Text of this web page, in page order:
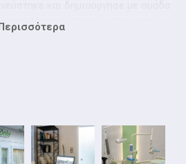
“Αττική Ιατρική”, στον οποίο
σήμερα, ενώ υπήρξε ιδρυτής και
απεικονίσεων ATTICA HEALTH
ιατρείο στο Νέο Ψυχικό, με την
παρέχοντας
υπηρεσίες.